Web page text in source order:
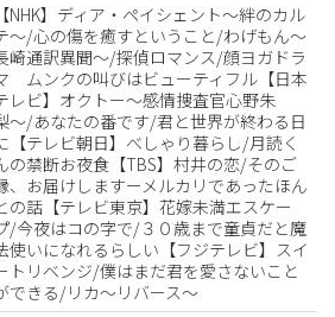
【NHK】ディア・ペイシェント〜絆のカル
〜/心の傷を癒すということ/わげもん〜
崎通訳異聞〜/探偵ロマンス/顔ヨガドラ
ムンクの叫びはビューティフル【日本
レビ】オクトー〜感情捜査官心野朱
〜/あなたの番です/君と世界が終わる日
【テレビ朝日】べしゃり暮らし/月読く
の禁断お夜食【TBS】村井の恋/そのご
、お届けしますーメルカリであったほん
の話【テレビ東京】花嫁未満エスケー
/今夜はコの字で/３０歳まで童貞だと魔
使いになれるらしい【フジテレビ】スイ
トリベンジ/僕はまだ君を愛さないこと
できる/リカ〜リバース〜